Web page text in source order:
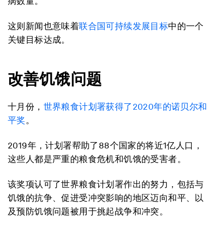
这则新闻也意味着联合国可持续发展目标中的一个
关键目标达成。
改善饥饿问题
十月份， 世界粮食计划署获得了2020年的诺贝尔和
平奖。
2019年，计划署帮助了88个国家的将近1亿人口，
这些人都是严重的粮食危机和饥饿的受害者。
该奖项认可了世界粮食计划署作出的努力，包括与
饥饿的抗争、促进受冲突影响的地区迈向和平、以
及预防饥饿问题被用于挑起战争和冲突。